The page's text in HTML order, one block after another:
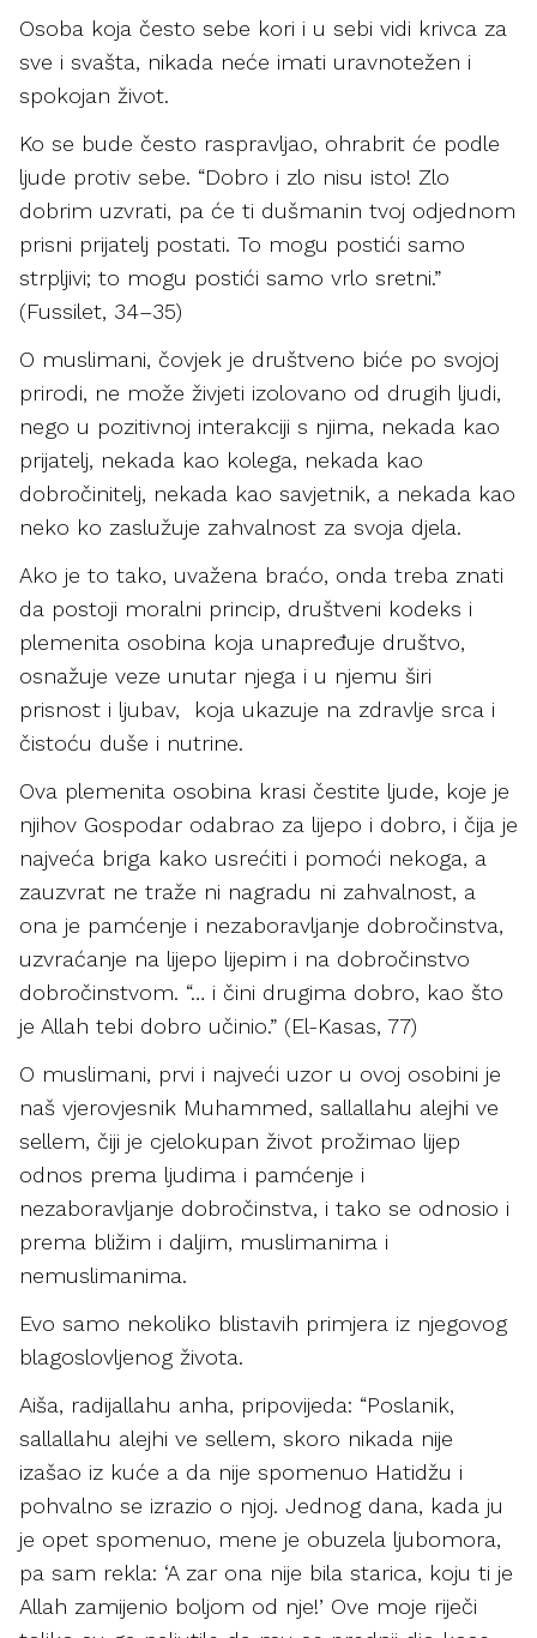
Osoba koja često sebe kori i u sebi vidi krivca za
sve i svašta, nikada neće imati uravnotežen i
spokojan život.
Ko se bude često raspravljao, ohrabrit će podle
ljude protiv sebe. “Dobro i zlo nisu isto! Zlo
dobrim uzvrati, pa će ti dušmanin tvoj odjednom
prisni prijatelj postati. To mogu postići samo
strpljivi; to mogu postići samo vrlo sretni.”
(Fussilet, 34–35)
O muslimani, čovjek je društveno biće po svojoj
prirodi, ne može živjeti izolovano od drugih ljudi,
nego u pozitivnoj interakciji s njima, nekada kao
prijatelj, nekada kao kolega, nekada kao
dobročinitelj, nekada kao savjetnik, a nekada kao
neko ko zaslužuje zahvalnost za svoja djela.
Ako je to tako, uvažena braćo, onda treba znati
da postoji moralni princip, društveni kodeks i
plemenita osobina koja unapređuje društvo,
osnažuje veze unutar njega i u njemu širi
prisnost i ljubav, koja ukazuje na zdravlje srca i
čistoću duše i nutrine.
Ova plemenita osobina krasi čestite ljude, koje je
njihov Gospodar odabrao za lijepo i dobro, i čija je
najveća briga kako usrećiti i pomoći nekoga, a
zauzvrat ne traže ni nagradu ni zahvalnost, a
ona je pamćenje i nezaboravljanje dobročinstva,
uzvraćanje na lijepo lijepim i na dobročinstvo
dobročinstvom. “… i čini drugima dobro, kao što
je Allah tebi dobro učinio.” (El-Kasas, 77)
O muslimani, prvi i najveći uzor u ovoj osobini je
naš vjerovjesnik Muhammed, sallallahu alejhi ve
sellem, čiji je cjelokupan život prožimao lijep
odnos prema ljudima i pamćenje i
nezaboravljanje dobročinstva, i tako se odnosio i
prema bližim i daljim, muslimanima i
nemuslimanima.
Evo samo nekoliko blistavih primjera iz njegovog
blagoslovljenog života.
Aiša, radijallahu anha, pripovijeda: “Poslanik,
sallallahu alejhi ve sellem, skoro nikada nije
izašao iz kuće a da nije spomenuo Hatidžu i
pohvalno se izrazio o njoj. Jednog dana, kada ju
je opet spomenuo, mene je obuzela ljubomora,
pa sam rekla: ‘A zar ona nije bila starica, koju ti je
Allah zamijenio boljom od nje!’ Ove moje riječi